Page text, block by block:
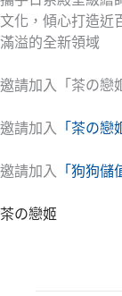
文化，傾心打造近
滿溢的全新領域
邀請加入「茶の戀
邀請加入 「茶の戀
邀請加入 「狗狗儲
茶の戀姬